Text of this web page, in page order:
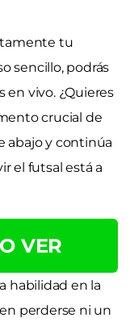
tu
sencillo, podrás
en vivo. ¿Quieres
crucial de
abajo y continúa
el futsal está a
VER
habilidad en la
perderse ni un